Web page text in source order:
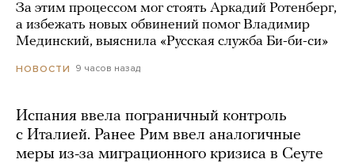
За этим процессом мог стоять Аркадий Ротенберг,
а избежать новых обвинений помог Владимир
Мединский, выяснила «Русская служба Би-би-си»
НОВОСТИ 9 часов назад
Испания ввела пограничный контроль
с Италией. Ранее Рим ввел аналогичные
меры из-за миграционного кризиса в Сеуте